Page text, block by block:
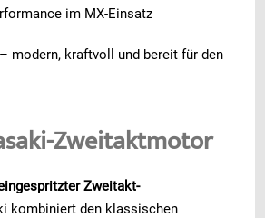
im MX-Einsatz
modern, kraftvoll und bereit für den
Zweitaktmotor
Zweitakt-
kombiniert den klassischen